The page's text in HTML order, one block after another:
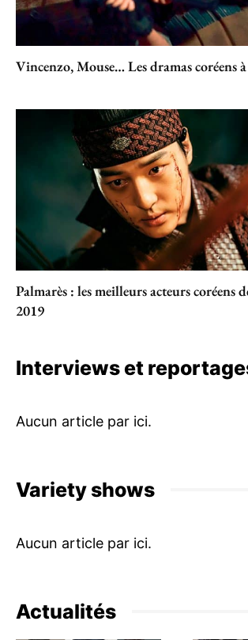
Vincenzo, Mouse… Les dramas coréens
Palmarès : les meilleurs acteurs coréens
2019
Interviews et
Variety shows
Actualités